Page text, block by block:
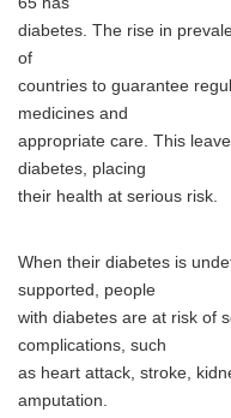
diabetes. The rise in
of
countries to guarantee
medicines and
appropriate care. This
diabetes, placing
their health at serious risk.
When their diabetes is
supported, people
with diabetes are at risk of
complications, such
as heart attack, stroke,
amputation.